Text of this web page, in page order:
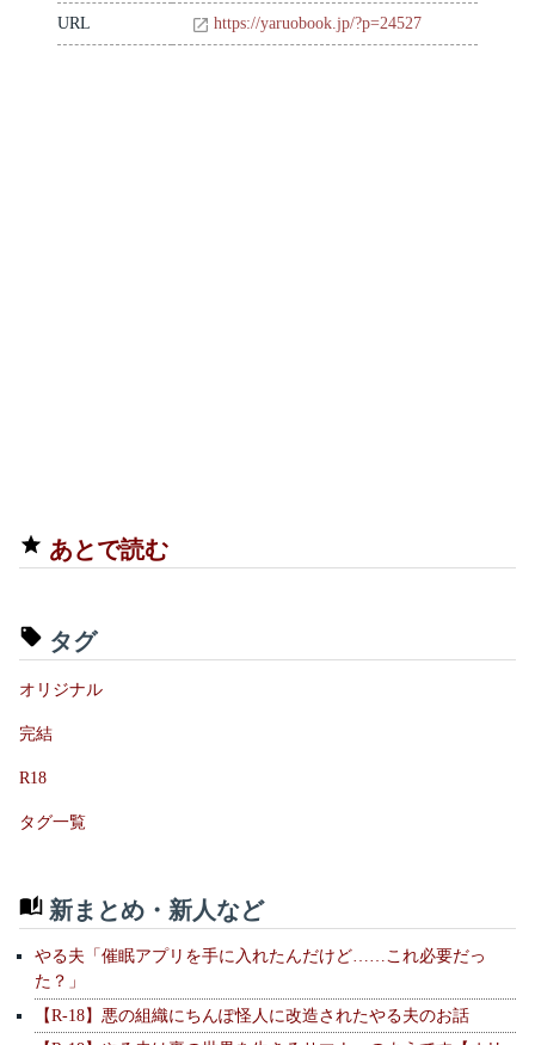
URL https://yaruobook.jp/?p=24527
あとで読む
タグ
オリジナル
完結
R18
タグ一覧
新まとめ・新人など
やる夫「催眠アプリを手に入れたんだけど……これ必要だっ
た？」
【R-18】悪の組織にちんぽ怪人に改造されたやる夫のお話